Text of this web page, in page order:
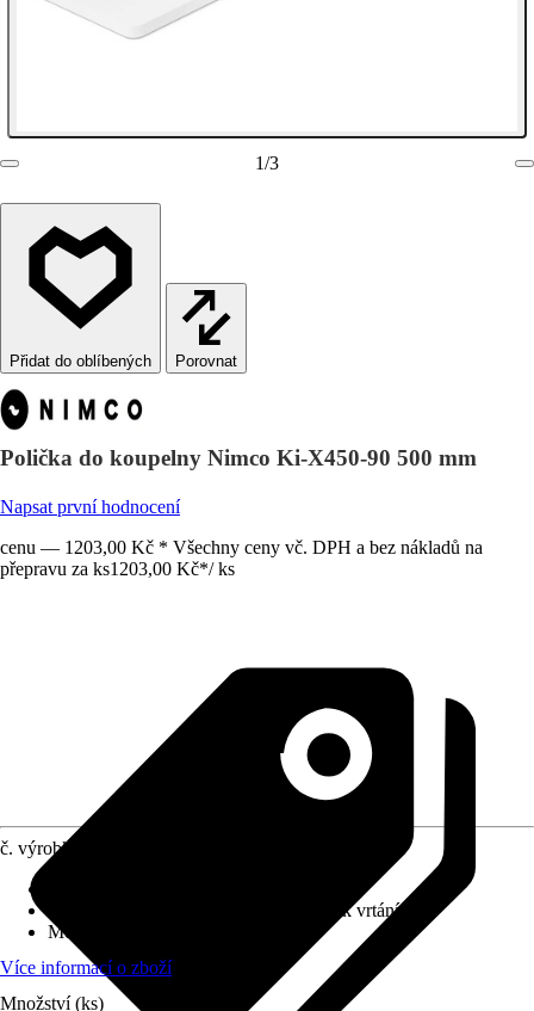
1/3
Porovnat
Polička do koupelny Nimco Ki-X450-90 500 mm
Napsat první hodnocení
cenu — 1203,00 Kč * Všechny ceny vč. DPH a bez nákladů na
přepravu za ks1203,00 Kč*/ ks
č. výrobku
Montážní materiál k vrtání
Možnost upevnění
Více informací o zboží
Množství (ks)